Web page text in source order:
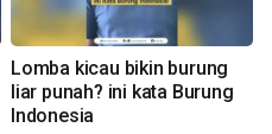
Lomba kicau bikin burung
liar punah? ini kata Burung
Indonesia